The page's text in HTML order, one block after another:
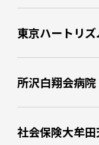
東京ハートリ
所沢白翔会病院
社会保険大牟